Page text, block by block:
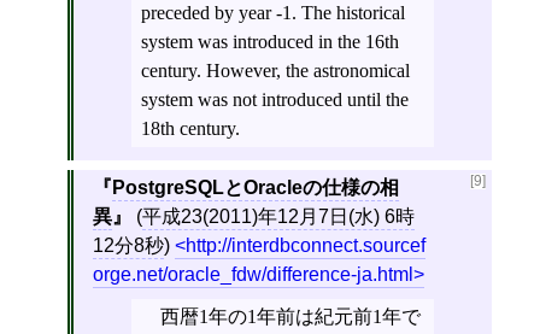
preceded by year -1. The historical
system was introduced in the 16th
century. However, the astronomical
system was not introduced until the
18th century.
[9]
PostgreSQLとOracleの仕様の相
異
(平成23(2011)年12月7日(水) 6時
12分8秒)
http://interdbconnect.sourcef
orge.net/oracle_fdw/difference-ja.html
西暦1年の1年前は紀元前1年で